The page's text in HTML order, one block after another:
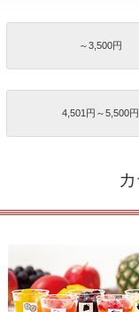
～3,500円
4,501円～5,500円